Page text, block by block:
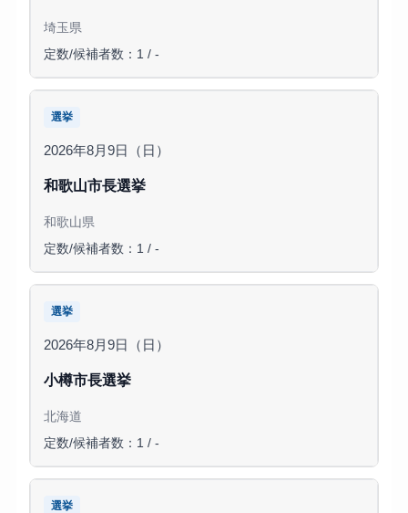
埼玉県
定数/候補者数：1 / -
選挙
2026年8月9日（日）
和歌山市長選挙
和歌山県
定数/候補者数：1 / -
選挙
2026年8月9日（日）
小樽市長選挙
北海道
定数/候補者数：1 / -
選挙